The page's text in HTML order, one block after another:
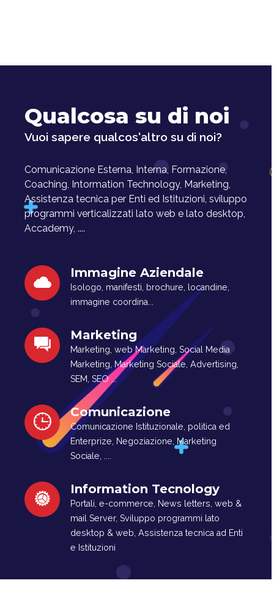
Qualcosa su di noi
Vuoi sapere qualcos'altro su di noi?
Comunicazione Esterna, Interna, Formazione,
Coaching, Intormation Technology, Marketing,
Assistenza tecnica per Enti ed Istituzioni, sviluppo
programmi verticalizzati lato web e lato desktop,
Accademy, ....
Immagine Aziendale
Isologo, manifesti, brochure, locandine,
immagine coordina...
Marketing
Marketing, web Marketing, Social Media
Marketing, Marketing Sociale, Advertising,
SEM, SEO ...
Comunicazione
Comunicazione Istituzionale, politica ed
Enterprize, Negoziazione, Marketing
Sociale, ....
Information Tecnology
Portali, e-commerce, News letters, web &
mail Server, Sviluppo programmi lato
desktop & web, Assistenza tecnica ad Enti
e Istituzioni